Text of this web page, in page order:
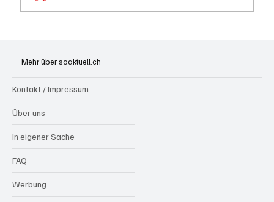
Mehr über soaktuell.ch
Kontakt / Impressum
Über uns
In eigener Sache
FAQ
Werbung